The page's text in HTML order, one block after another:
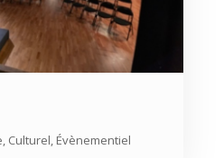
Culturel, Évènementiel